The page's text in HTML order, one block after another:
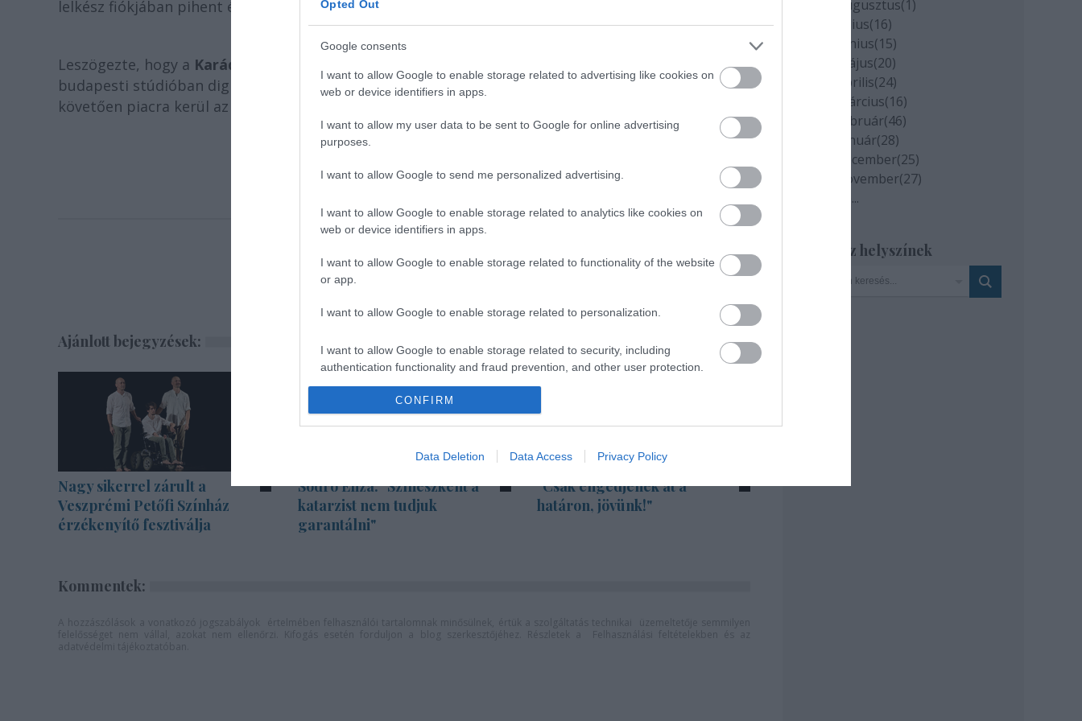
Opted Out
Google consents
I want to allow Google to enable storage related to advertising like cookies on
web or device identifiers in apps.
I want to allow my user data to be sent to Google for online advertising
purposes.
I want to allow Google to send me personalized advertising.
I want to allow Google to enable storage related to analytics like cookies on
web or device identifiers in apps.
I want to allow Google to enable storage related to functionality of the website
or app.
I want to allow Google to enable storage related to personalization.
I want to allow Google to enable storage related to security, including
authentication functionality and fraud prevention, and other user protection.
CONFIRM
Data Deletion Data Access Privacy Policy
lelkész fiókjában pihent és csak néhányszor játszották le.
Leszögezte, hogy a Karády
-lemez még nem került a nyilvánosság elé. Az eredeti hanganyagot egy
budapesti stúdióban digitalizálták. A sorozatgyártás hamarosan kezdődik és a tervek szerint ezt
követően piacra kerül az anyag.
Forás: MTI
Ajánlott bejegyzések:
Nagy sikerrel zárult a
Veszprémi Petőfi Színház
érzékenyítő fesztiválja
Sodró Eliza: "Színészként a
katarzist nem tudjuk
garantálni"
"Csak engedjenek át a
határon, jövünk!"
Kommentek:
2020 augusztus(1)
2020 július(16)
2020 június(15)
2020 május(20)
2020 április(24)
2020 március(16)
2020 február(46)
2020 január(28)
2019 december(25)
2019 november(27)
...
Szinház helyszínek